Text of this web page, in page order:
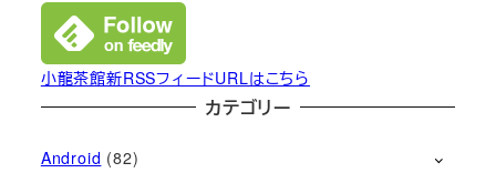
小龍茶館新RSSフィードURLはこちら
カテゴリー
Android (82)